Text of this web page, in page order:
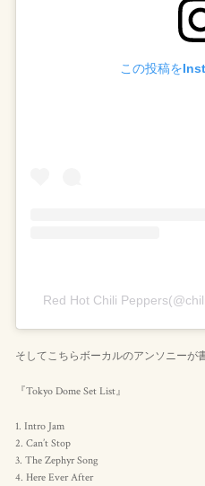
この投稿を
Red Hot Chili
そしてこちらボーカルのアンソニーが
『Tokyo Dome Set List』
1. Intro Jam
2. Can’t Stop
3. The Zephyr Song
4. Here Ever After